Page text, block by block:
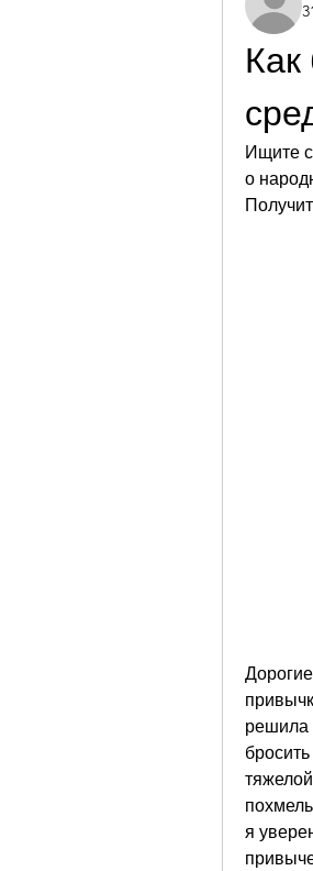
Как
Ищите
о
решила
я